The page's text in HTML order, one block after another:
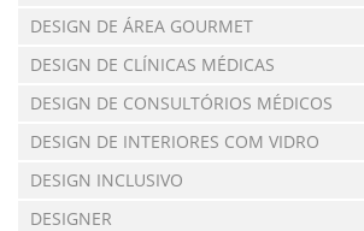
DESIGN DE ÁREA GOURMET
DESIGN DE CLÍNICAS MÉDICAS
DESIGN DE CONSULTÓRIOS MÉDICOS
DESIGN DE INTERIORES COM VIDRO
DESIGN INCLUSIVO
DESIGNER